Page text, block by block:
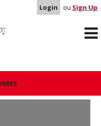
Login ou Sign Up